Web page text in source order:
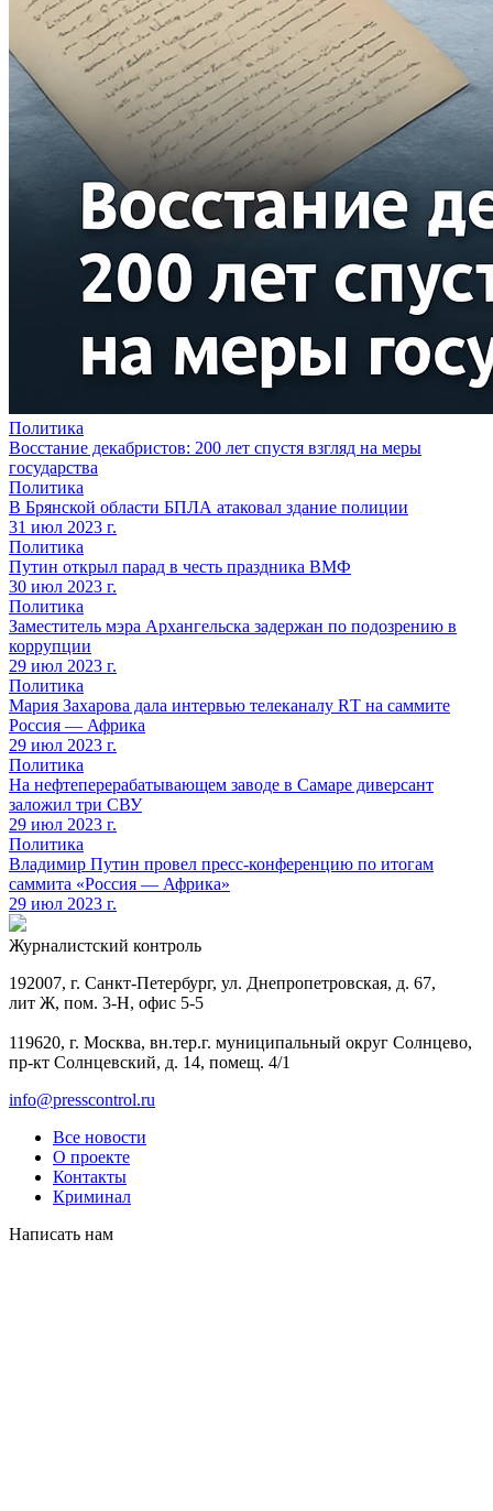
Политика
Восстание декабристов: 200 лет спустя взгляд на меры
государства
Политика
В Брянской области БПЛА атаковал здание полиции
31 июл 2023 г.
Политика
Путин открыл парад в честь праздника ВМФ
30 июл 2023 г.
Политика
Заместитель мэра Архангельска задержан по подозрению в
коррупции
29 июл 2023 г.
Политика
Мария Захарова дала интервью телеканалу RТ на саммите
Россия — Африка
29 июл 2023 г.
Политика
На нефтеперерабатывающем заводе в Самаре диверсант
заложил три СВУ
29 июл 2023 г.
Политика
Владимир Путин провел пресс-конференцию по итогам
саммита «Россия — Африка»
29 июл 2023 г.
Журналистский контроль
192007, г. Санкт-Петербург, ул. Днепропетровская, д. 67,
лит Ж, пом. 3-Н, офис 5-5
119620, г. Москва, вн.тер.г. муниципальный округ Солнцево,
пр-кт Солнцевский, д. 14, помещ. 4/1
info@presscontrol.ru
Все новости
О проекте
Контакты
Криминал
Написать нам